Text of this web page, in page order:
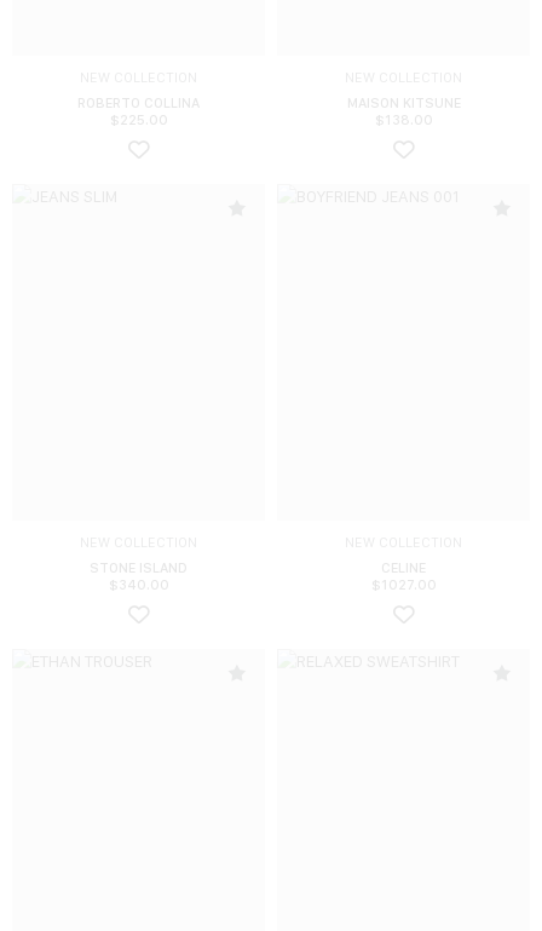
ROBERTO COLLINA
$ 225.00
MAISON KITSUNE
$ 138.00
STONE ISLAND
$ 340.00
CELINE
$ 1027.00